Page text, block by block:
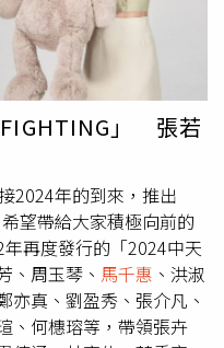
望說其實，或許就靠主席
」前立委蔡正元在《大新
流的嘛，他把選舉讓位給
！這不是酬庸什麼是酬
名的王義川，就是說大陸
馬千惠 問，「但14名不算安
點危險！」蔡正元直
區的名單，爛到家了！
便，這鍋就不能吃了。」
？」蔡正元點名，「沈伯
糟糕，沈發惠就是標準的
個王義川，說沒有靠背
這張名單，真的是『靠
FIGHTING」 張若
2024年的到來，推出
希望帶給大家積極向前的
再度發行的「2024中天
、周玉琴、 馬千惠 、洪淑
亦真、劉盈秀、張介凡、
、何橞瑢等，帶領張卉